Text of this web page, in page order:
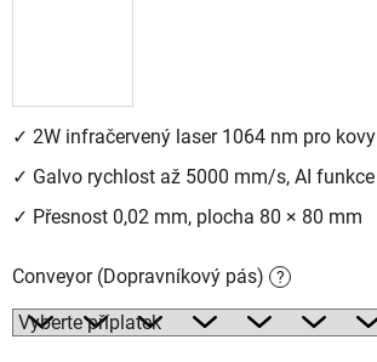
✓ 2W infračervený laser 1064 nm pro kovy
✓ Galvo rychlost až 5000 mm/s, AI funkce
✓ Přesnost 0,02 mm, plocha 80 × 80 mm
Conveyor (Dopravníkový pás) ?